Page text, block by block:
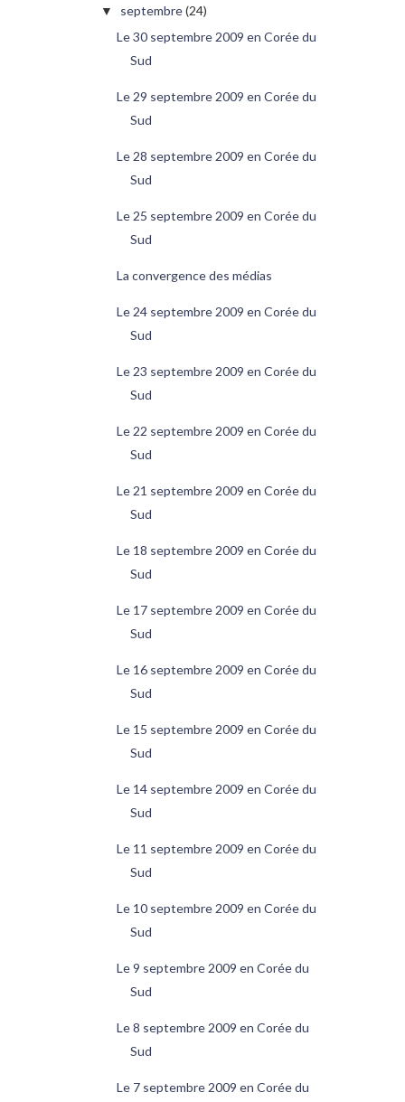
▼ septembre(24)
Le 30 septembre 2009 en Corée du
Sud
Le 29 septembre 2009 en Corée du
Sud
Le 28 septembre 2009 en Corée du
Sud
Le 25 septembre 2009 en Corée du
Sud
La convergence des médias
Le 24 septembre 2009 en Corée du
Sud
Le 23 septembre 2009 en Corée du
Sud
Le 22 septembre 2009 en Corée du
Sud
Le 21 septembre 2009 en Corée du
Sud
Le 18 septembre 2009 en Corée du
Sud
Le 17 septembre 2009 en Corée du
Sud
Le 16 septembre 2009 en Corée du
Sud
Le 15 septembre 2009 en Corée du
Sud
Le 14 septembre 2009 en Corée du
Sud
Le 11 septembre 2009 en Corée du
Sud
Le 10 septembre 2009 en Corée du
Sud
Le 9 septembre 2009 en Corée du
Sud
Le 8 septembre 2009 en Corée du
Sud
Le 7 septembre 2009 en Corée du